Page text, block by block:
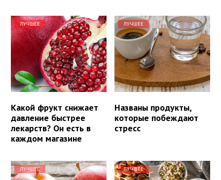
ЛУЧШЕЕ
Какой фрукт снижает
давление быстрее
лекарств? Он есть в
каждом магазине
ЛУЧШЕЕ
Названы продукты,
которые побеждают
стресс
ЛУЧШЕЕ ЛУЧШЕЕ